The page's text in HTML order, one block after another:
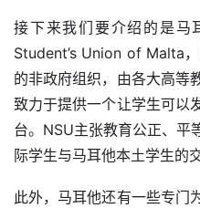
接下来我们要介绍的是马
Student’s Union of Malta
的非政府组织，由各大高等
致力于提供一个让学生可以
台。NSU主张教育公正、平
际学生与马耳他本土学生的
此外，马耳他还有一些专门